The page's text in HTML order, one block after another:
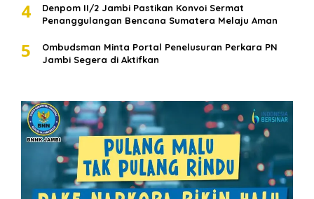
4
Denpom II/2 Jambi Pastikan Konvoi Sermat
Penanggulangan Bencana Sumatera Melaju Aman
5
Ombudsman Minta Portal Penelusuran Perkara PN
Jambi Segera di Aktifkan